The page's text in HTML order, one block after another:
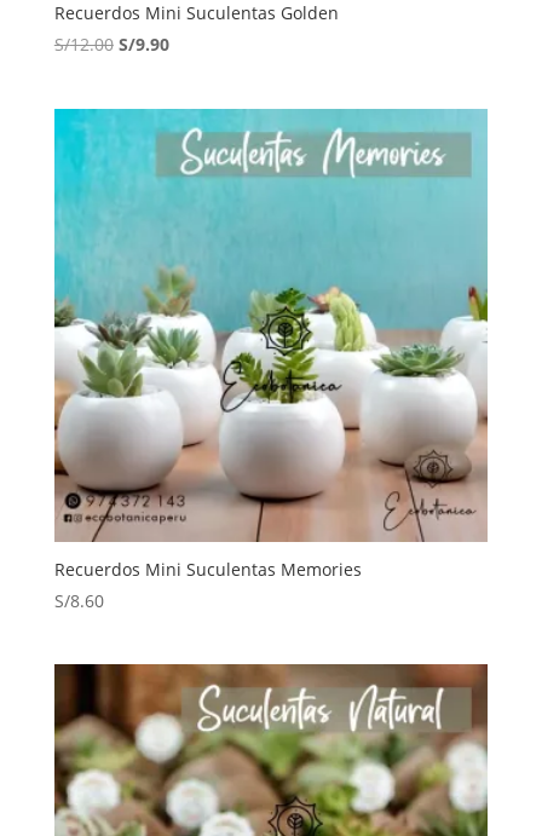
Recuerdos Mini Suculentas Golden
S/12.00 El
S/9.90El
es:
S/9.90.
Recuerdos Mini Suculentas Memories
S/8.60